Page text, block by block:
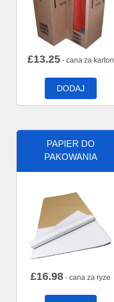
£13.25- cana za karton
DODAJ
PAPIER DO
PAKOWANIA
£16.98 - cana za ryze